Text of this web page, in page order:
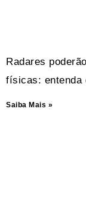
Radares
físicas: entenda
Saiba Mais »